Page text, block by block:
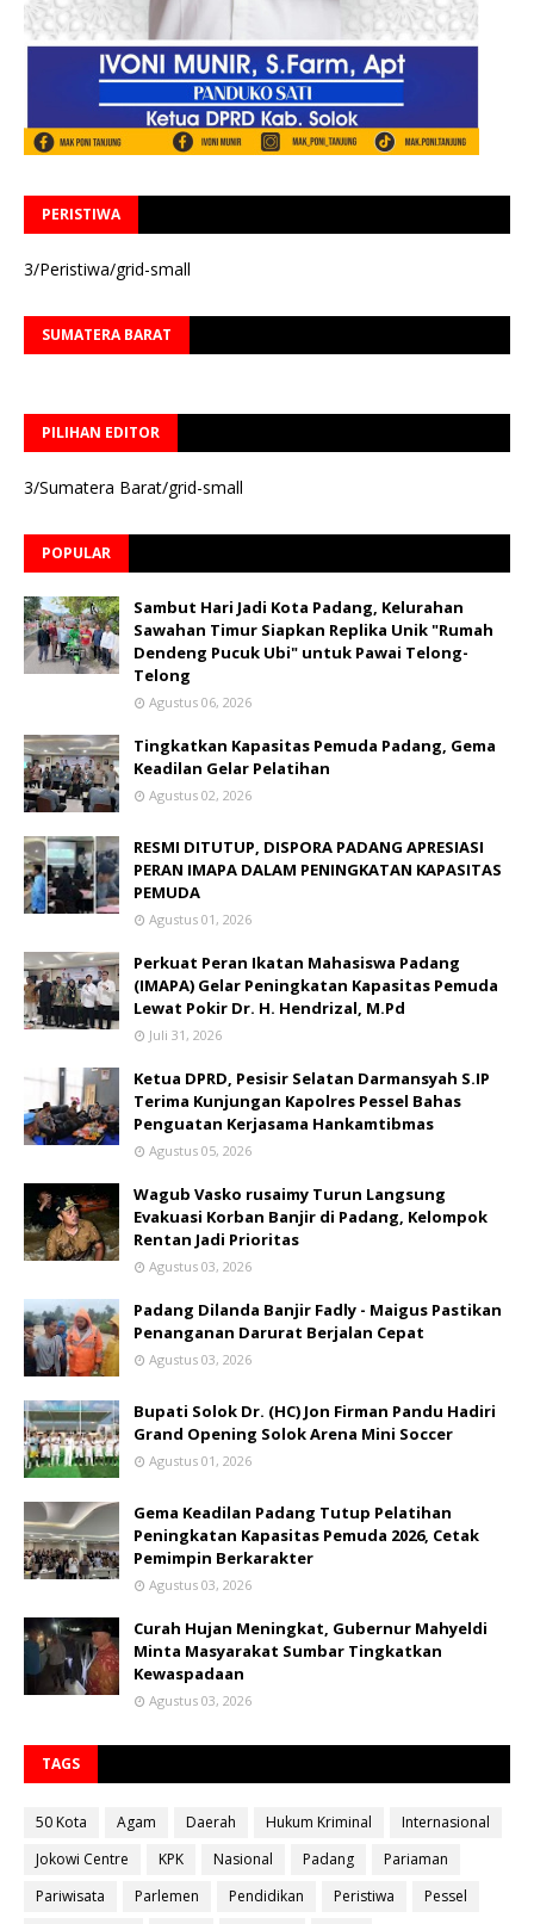
PERISTIWA
3/Peristiwa/grid-small
SUMATERA BARAT
PILIHAN EDITOR
3/Sumatera Barat/grid-small
POPULAR
Sambut Hari Jadi Kota Padang, Kelurahan
Sawahan Timur Siapkan Replika Unik "Rumah
Dendeng Pucuk Ubi" untuk Pawai Telong-
Telong
Agustus 06, 2026
Tingkatkan Kapasitas Pemuda Padang, Gema
Keadilan Gelar Pelatihan
Agustus 02, 2026
RESMI DITUTUP, DISPORA PADANG APRESIASI
PERAN IMAPA DALAM PENINGKATAN KAPASITAS
PEMUDA
Agustus 01, 2026
Perkuat Peran Ikatan Mahasiswa Padang
(IMAPA) Gelar Peningkatan Kapasitas Pemuda
Lewat Pokir Dr. H. Hendrizal, M.Pd
Juli 31, 2026
Ketua DPRD, Pesisir Selatan Darmansyah S.IP
Terima Kunjungan Kapolres Pessel Bahas
Penguatan Kerjasama Hankamtibmas
Agustus 05, 2026
Wagub Vasko rusaimy Turun Langsung
Evakuasi Korban Banjir di Padang, Kelompok
Rentan Jadi Prioritas
Agustus 03, 2026
Padang Dilanda Banjir Fadly - Maigus Pastikan
Penanganan Darurat Berjalan Cepat
Agustus 03, 2026
Bupati Solok Dr. (HC) Jon Firman Pandu Hadiri
Grand Opening Solok Arena Mini Soccer
Agustus 01, 2026
Gema Keadilan Padang Tutup Pelatihan
Peningkatan Kapasitas Pemuda 2026, Cetak
Pemimpin Berkarakter
Agustus 03, 2026
Curah Hujan Meningkat, Gubernur Mahyeldi
Minta Masyarakat Sumbar Tingkatkan
Kewaspadaan
Agustus 03, 2026
TAGS
50 Kota Agam Daerah Hukum Kriminal
Internasional
Jokowi Centre
KPK Nasional Padang
Pariaman
Pariwisata
Parlemen Pendidikan Peristiwa
Pessel